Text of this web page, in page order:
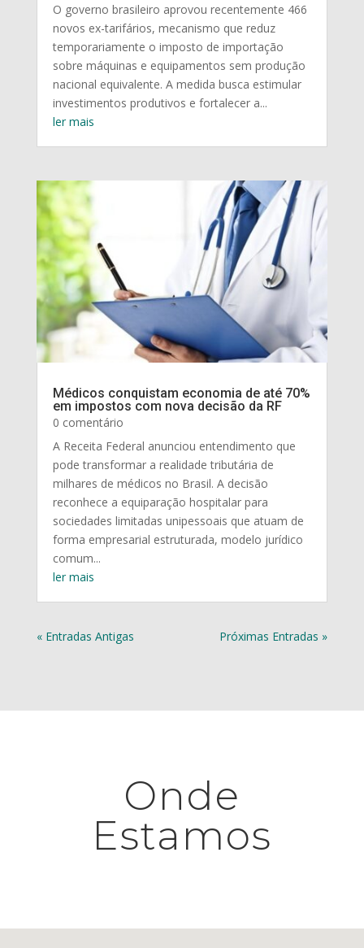
O governo brasileiro aprovou recentemente 466
novos ex-tarifários, mecanismo que reduz
temporariamente o imposto de importação
sobre máquinas e equipamentos sem produção
nacional equivalente. A medida busca estimular
investimentos produtivos e fortalecer a...
ler mais
Médicos conquistam economia de até 70%
em impostos com nova decisão da RF
0 comentário
A Receita Federal anunciou entendimento que
pode transformar a realidade tributária de
milhares de médicos no Brasil. A decisão
reconhece a equiparação hospitalar para
sociedades limitadas unipessoais que atuam de
forma empresarial estruturada, modelo jurídico
comum...
ler mais
« Entradas Antigas Próximas Entradas »
Onde
Estamos